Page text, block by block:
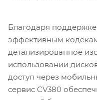
Благодаря
эффективным
детализированное
использовании
доступ через
сервис CV380